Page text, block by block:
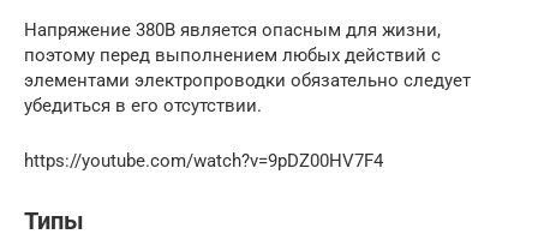
Напряжение 380В является опасным для жизни,
поэтому перед выполнением любых действий с
элементами электропроводки обязательно следует
убедиться в его отсутствии.
https://youtube.com/watch?v=9pDZ00HV7F4
Типы